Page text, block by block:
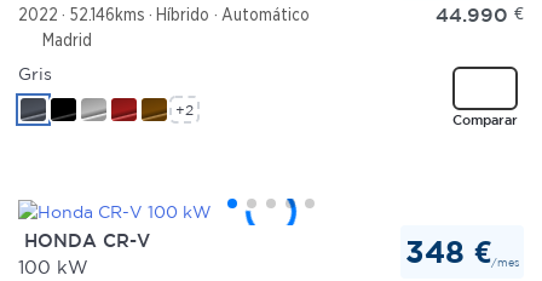
2022 52.146kms Híbrido
Automático
Madrid
44.990 €
Comparar
Gris
+2
HONDA CR-V
100 kW
348 €/mes